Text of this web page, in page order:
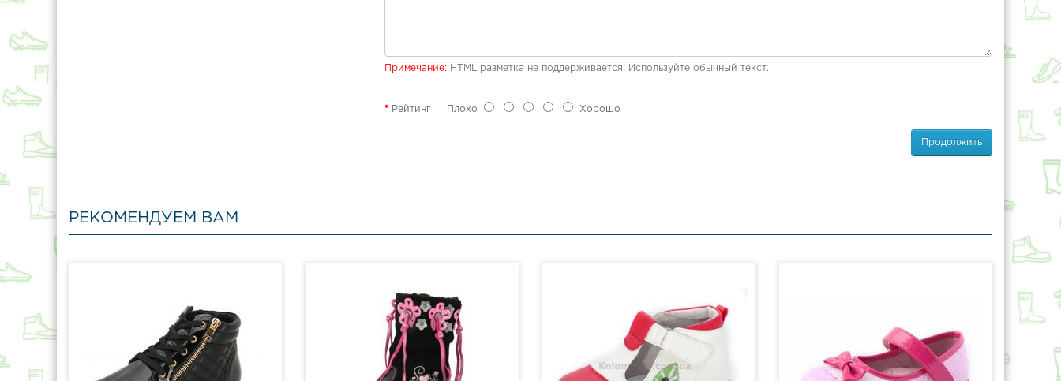
Примечание: HTML разметка не поддерживается! Используйте обычный текст.
Рейтинг Плохо Хорошо
Продолжить
РЕКОМЕНДУЕМ ВАМ